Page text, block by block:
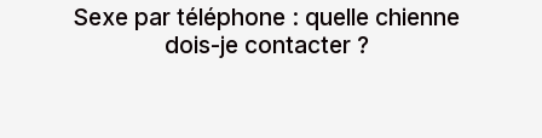
Sexe par téléphone : quelle chienne
dois-je contacter ?